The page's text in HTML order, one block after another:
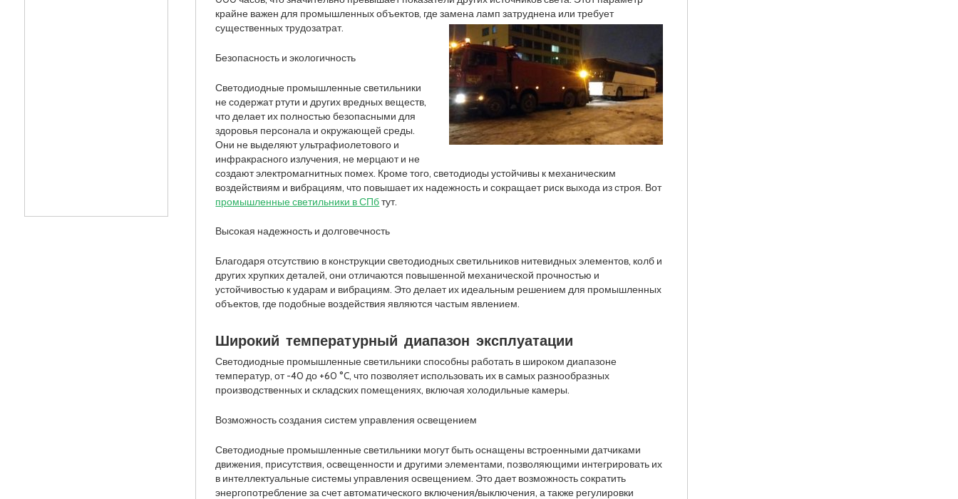
крайне важен для промышленных объектов, где замена ламп затруднена или требует
существенных трудозатрат.
Безопасность и экологичность
Светодиодные промышленные светильники
не содержат ртути и других вредных веществ,
что делает их полностью безопасными для
здоровья персонала и окружающей среды.
Они не выделяют ультрафиолетового и
инфракрасного излучения, не мерцают и не
создают электромагнитных помех. Кроме того, светодиоды устойчивы к механическим
воздействиям и вибрациям, что повышает их надежность и сокращает риск выхода из строя. Вот
промышленные светильники в СПбтут.
Высокая надежность и долговечность
Благодаря отсутствию в конструкции светодиодных светильников нитевидных элементов, колб и
других хрупких деталей, они отличаются повышенной механической прочностью и
устойчивостью к ударам и вибрациям. Это делает их идеальным решением для промышленных
объектов, где подобные воздействия являются частым явлением.
Широкий температурный диапазон эксплуатации
Светодиодные промышленные светильники способны работать в широком диапазоне
температур, от -40 до +60 °C, что позволяет использовать их в самых разнообразных
производственных и складских помещениях, включая холодильные камеры.
Возможность создания систем управления освещением
Светодиодные промышленные светильники могут быть оснащены встроенными датчиками
движения, присутствия, освещенности и другими элементами, позволяющими интегрировать их
в интеллектуальные системы управления освещением. Это дает возможность сократить
энергопотребление за счет автоматического включения/выключения, а также регулировки